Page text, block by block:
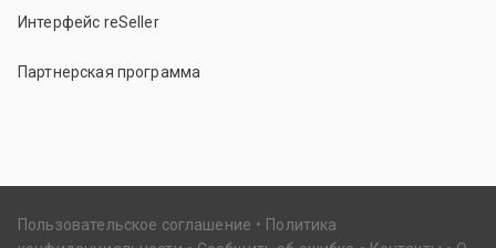
Интерфейс reSeller
Партнерская программа
Пользовательское соглашение
Политика